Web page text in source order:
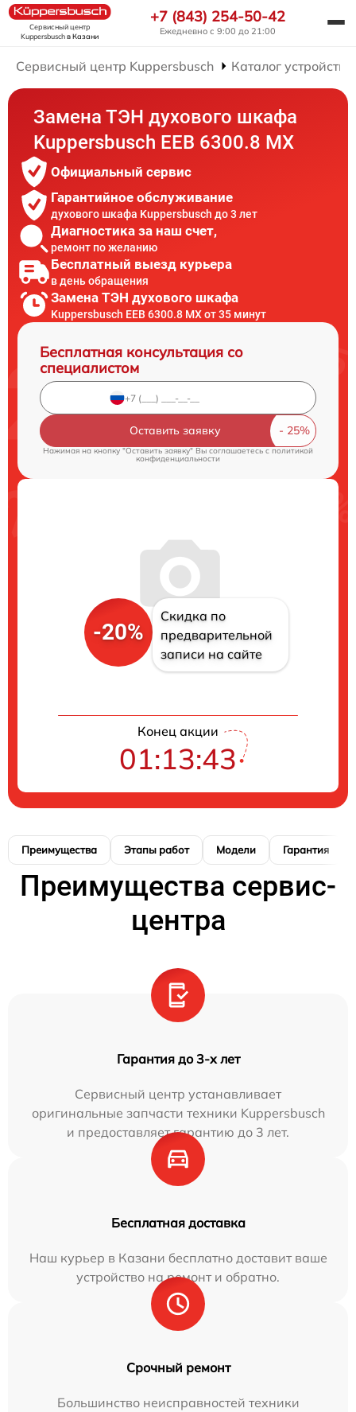
Сервисный центр
Kuppersbuschв Казани
+7 (843) 254-50-42
Ежедневно с 9:00 до 21:00
Сервисный центр Kuppersbusch Каталог устройств
Замена ТЭН духового шкафа
Kuppersbusch EEB 6300.8 MX
Официальный сервис
Гарантийное обслуживание
духового шкафа Kuppersbusch до 3 лет
Диагностика за наш счет,
ремонт по желанию
Бесплатный выезд курьера
в день обращения
Замена ТЭН духового шкафа
Kuppersbusch EEB 6300.8 MX от 35 минут
Бесплатная консультация со
специалистом
Оставить заявку
Нажимая на кнопку "Оставить заявку" Вы соглашаетесь c политикой
конфиденциальности
-20%
Скидка по
предварительной
записи на сайте
Конец акции
01:13:42
Преимущества Этапы работ Модели Гарантия
Преимущества сервис-
центра
Гарантия до 3-х лет
Сервисный центр устанавливает
оригинальные запчасти техники Kuppersbusch
и предоставляет гарантию до 3 лет.
Бесплатная доставка
Наш курьер в Казани бесплатно доставит ваше
устройство на ремонт и обратно.
Срочный ремонт
Большинство неисправностей техники